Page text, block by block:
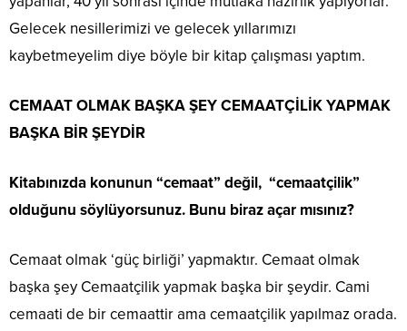
Gelecek nesillerimizi ve gelecek yıllarımızı
kaybetmeyelim diye böyle bir kitap çalışması yaptım.
CEMAAT OLMAK BAŞKA ŞEY CEMAATÇİLİK YAPMAK
BAŞKA BİR ŞEYDİR
Kitabınızda konunun “cemaat” değil, “cemaatçilik”
olduğunu söylüyorsunuz. Bunu biraz açar mısınız?
Cemaat olmak ‘güç birliği’ yapmaktır. Cemaat olmak
başka şey Cemaatçilik yapmak başka bir şeydir. Cami
cemaati de bir cemaattir ama cemaatçilik yapılmaz orada.